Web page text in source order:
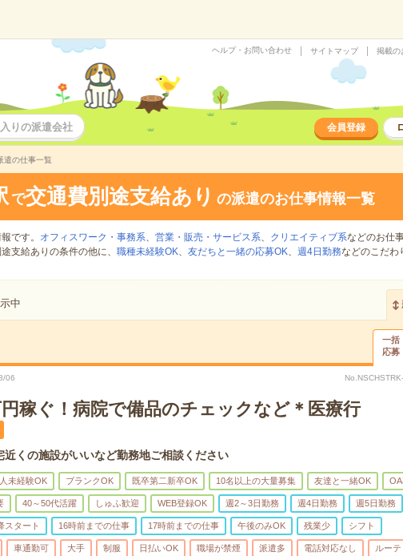
ヘルプ・お問い合わせ サイトマップ 掲載の
りの派遣会社 会員登録
遣の仕事一覧
で交通費別途支給あり の派遣のお仕事情報一覧
です。 オフィスワーク・事務系、 営業・販売・サービス系、 クリエイティブ系などのお仕
支給ありの条件の他に、 職種未経験OK、 友だちと一緒の応募OK、 週4日勤務などのこだわ
中
一括
応募
06
稼ぐ！病院で備品のチェックなど＊医療行
くの施設がいいなど勤務地ご相談ください
未経験OK ブランクOK 既卒第二新卒OK 10名以上の大量募集 友達と一緒OK
40～50代活躍 しゅふ歓迎 WEB登録OK 週2～3日勤務 週4日勤務 週5日勤務
スタート 16時前までの仕事 17時前までの仕事 午後のみOK 残業少 シフト
車通勤可 大手 制服 日払いOK 職場が禁煙 派遣多 電話対応なし ルーテ